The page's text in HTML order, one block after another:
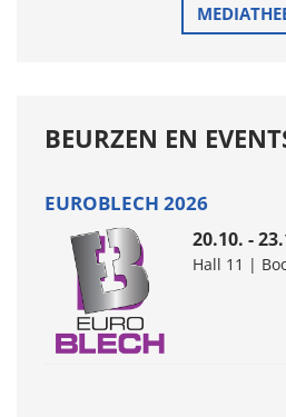
BEURZEN EN
EUROBLECH 2026
20.10. -
Hall 11 |